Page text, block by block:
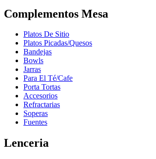
Complementos Mesa
Platos De Sitio
Platos Picadas/Quesos
Bandejas
Bowls
Jarras
Para El Té/Cafe
Porta Tortas
Accesorios
Refractarias
Soperas
Fuentes
Lenceria